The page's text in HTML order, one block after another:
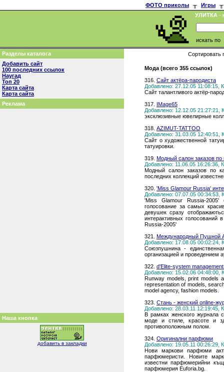
ФОТО приколы ╥ Игры
╥
УЛИТКА -
искать по
Разделы каталога
Добавить сайт
100 последних ссылок
Наугад
Топ 20
Карта сайта
Карта сайта
Реклама
Наша кнопка
добавить в закладки
Сортировать
Мода (всего 355 ссылок)
316. Сайт актёра-пародиста
Добавлено: 27.12.05 11:08:15,
Сайт талантливого актёр-
317. IMage65
Добавлено: 12.12.05 21:27:21,
эксклюзивные ювелирные
318. AZIMUT-TATTOO
Добавлено: 31.03.05 12:40:51,
Сайт о художественной
татуировки.
319. Модный салон заказов
Добавлено: 11.06.05 16:26:36,
Модный салон заказов по
последних коллекций
320. 'Miss Glamour Russia'
Добавлено: 07.07.05 00:34:53,
'Miss Glamour Russia-2005'
голосование за самых
девушек сразу
интерактивных голосований
Russia-2005'
321. Международный Пушной
Добавлено: 17.08.05 00:02:24,
Союзпушнина -
организацией и проведением
322. d'Elite-system
Добавлено: 15.02.06 04:48:00,
Runway models, print models
representation of models,
model agency, fashion models.
323. Стань - женский online-
Добавлено: 28.03.11 12:19:45,
В рамках женского журнала
моде и стиле, красоте и
противоположным полом.
324. Оригинални парфюми
Добавлено: 19.05.11 00:26:29,
Нови маркови парфюми
парфюмеристи. Новите
известни парфюмерийни
парфюмерия Euforia.bg.